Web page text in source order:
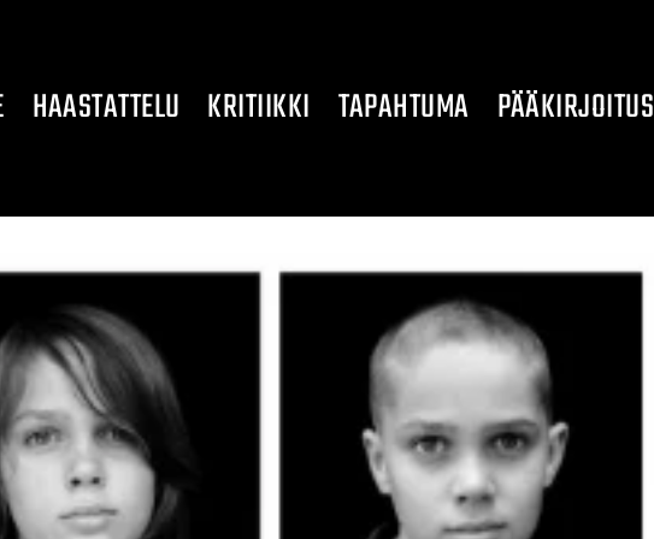
HAASTATTELU KRITIIKKI TAPAHTUMA PÄÄKIRJOITUS